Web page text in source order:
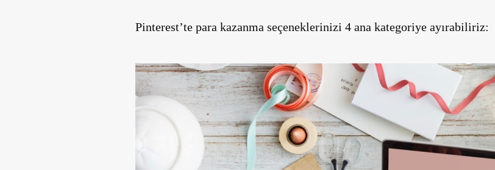
Pinterest’te para kazanma seçeneklerinizi 4 ana kategoriye ayırabiliriz: